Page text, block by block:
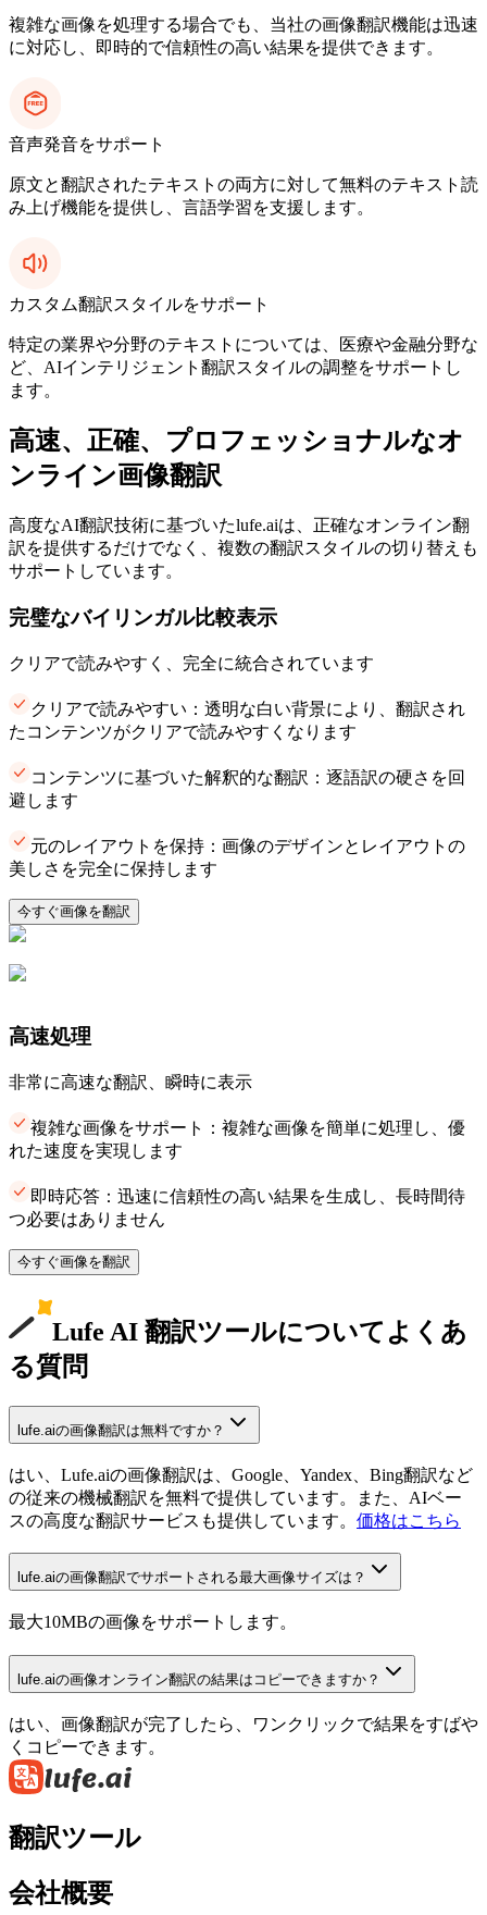
複雑な画像を処理する場合でも、当社の画像翻訳機能は迅速
に対応し、即時的で信頼性の高い結果を提供できます。
音声発音をサポート
原文と翻訳されたテキストの両方に対して無料のテキスト読
み上げ機能を提供し、言語学習を支援します。
カスタム翻訳スタイルをサポート
特定の業界や分野のテキストについては、医療や金融分野な
ど、AIインテリジェント翻訳スタイルの調整をサポートし
ます。
高速、正確、プロフェッショナルなオ
ンライン画像翻訳
高度なAI翻訳技術に基づいたlufe.aiは、正確なオンライン翻
訳を提供するだけでなく、複数の翻訳スタイルの切り替えも
サポートしています。
完璧なバイリンガル比較表示
クリアで読みやすく、完全に統合されています
クリアで読みやすい：透明な白い背景により、翻訳され
たコンテンツがクリアで読みやすくなります
コンテンツに基づいた解釈的な翻訳：逐語訳の硬さを回
避します
元のレイアウトを保持：画像のデザインとレイアウトの
美しさを完全に保持します
今すぐ画像を翻訳
高速処理
非常に高速な翻訳、瞬時に表示
複雑な画像をサポート：複雑な画像を簡単に処理し、優
れた速度を実現します
即時応答：迅速に信頼性の高い結果を生成し、長時間待
つ必要はありません
今すぐ画像を翻訳
Lufe AI 翻訳ツールについてよくあ
る質問
lufe.aiの画像翻訳は無料ですか？
はい、Lufe.aiの画像翻訳は、Google、Yandex、Bing翻訳など
の従来の機械翻訳を無料で提供しています。また、AIベー
スの高度な翻訳サービスも提供しています。 価格はこちら
lufe.aiの画像翻訳でサポートされる最大画像サイズは？
最大10MBの画像をサポートします。
lufe.aiの画像オンライン翻訳の結果はコピーできますか？
はい、画像翻訳が完了したら、ワンクリックで結果をすばや
くコピーできます。
翻訳ツール
会社概要